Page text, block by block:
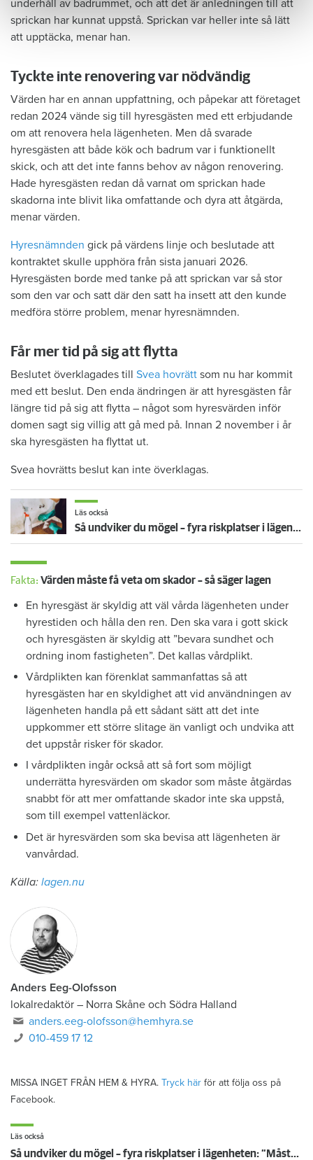
underhåll av badrummet, och att det är anledningen till att
sprickan har kunnat uppstå. Sprickan var heller inte så lätt
att upptäcka, menar han.
Tyckte inte renovering var nödvändig
Värden har en annan uppfattning, och påpekar att företaget
redan 2024 vände sig till hyresgästen med ett erbjudande
om att renovera hela lägenheten. Men då svarade
hyresgästen att både kök och badrum var i funktionellt
skick, och att det inte fanns behov av någon renovering.
Hade hyresgästen redan då varnat om sprickan hade
skadorna inte blivit lika omfattande och dyra att åtgärda,
menar värden.
Hyresnämnden gick på värdens linje och beslutade att
kontraktet skulle upphöra från sista januari 2026.
Hyresgästen borde med tanke på att sprickan var så stor
som den var och satt där den satt ha insett att den kunde
medföra större problem, menar hyresnämnden.
Får mer tid på sig att flytta
Beslutet överklagades till Svea hovrätt som nu har kommit
med ett beslut. Den enda ändringen är att hyresgästen får
längre tid på sig att flytta – något som hyresvärden inför
domen sagt sig villig att gå med på. Innan 2 november i år
ska hyresgästen ha flyttat ut.
Svea hovrätts beslut kan inte överklagas.
Läs också
Så undviker du mögel – fyra riskplatser i lägenheten: ”Måste städa bort”
Fakta: Värden måste få veta om skador – så säger lagen
En hyresgäst är skyldig att väl vårda lägenheten under
hyrestiden och hålla den ren. Den ska vara i gott skick
och hyresgästen är skyldig att ”bevara sundhet och
ordning inom fastigheten”. Det kallas vårdplikt.
Vårdplikten kan förenklat sammanfattas så att
hyresgästen har en skyldighet att vid användningen av
lägenheten handla på ett sådant sätt att det inte
uppkommer ett större slitage än vanligt och undvika att
det uppstår risker för skador.
I vårdplikten ingår också att så fort som möjligt
underrätta hyresvärden om skador som måste åtgärdas
snabbt för att mer omfattande skador inte ska uppstå,
som till exempel vattenläckor.
Det är hyresvärden som ska bevisa att lägenheten är
vanvårdad.
Källa: lagen.nu
Anders Eeg-Olofsson
lokalredaktör – Norra Skåne och Södra Halland
anders.eeg-olofsson@hemhyra.se
010-459 17 12
MISSA INGET FRÅN HEM & HYRA. Tryck här för att följa oss på
Facebook.
Läs också
Så undviker du mögel – fyra riskplatser i lägenheten: ”Måste städa bort”